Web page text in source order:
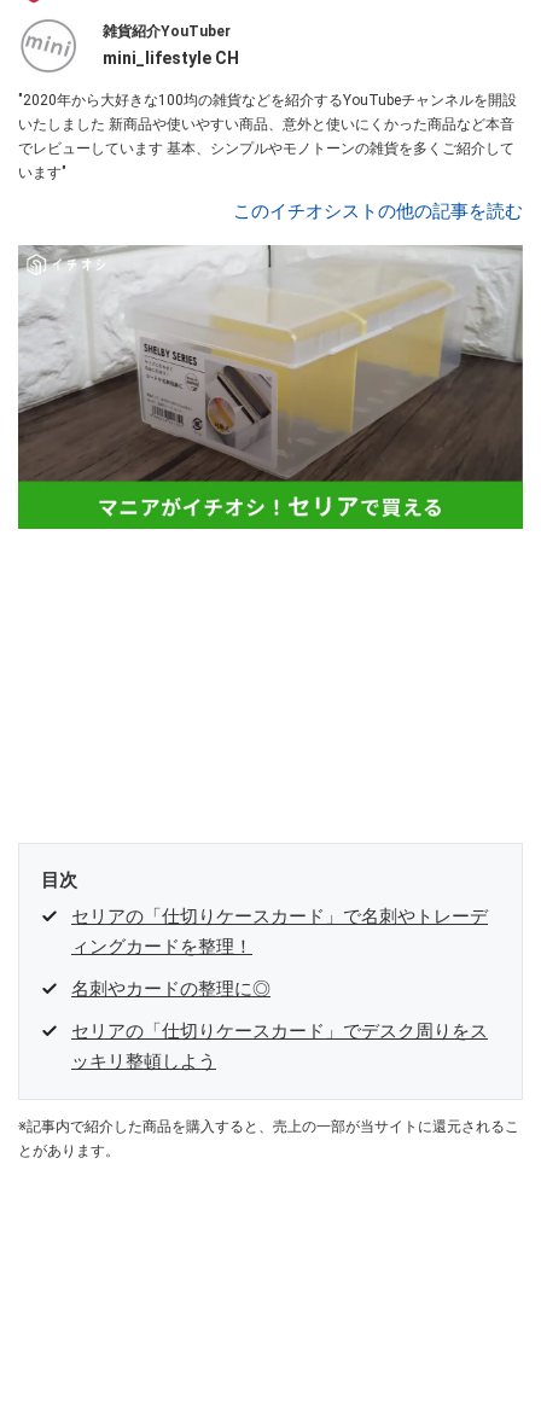
雑貨紹介YouTuber
mini_lifestyle CH
"2020年から大好きな100均の雑貨などを紹介するYouTubeチャンネルを開設
いたしました 新商品や使いやすい商品、意外と使いにくかった商品など本音
でレビューしています 基本、シンプルやモノトーンの雑貨を多くご紹介して
います"
このイチオシストの他の記事を読む
目次
セリアの「仕切りケースカード」で名刺やトレーデ
ィングカードを整理！
名刺やカードの整理に◎
セリアの「仕切りケースカード」でデスク周りをス
ッキリ整頓しよう
※記事内で紹介した商品を購入すると、売上の一部が当サイトに還元されるこ
とがあります。